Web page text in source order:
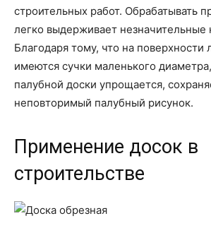
строительных работ. Обрабатывать
легко выдерживает незначительные
Благодаря тому, что на поверхности
имеются сучки маленького
палубной доски упрощается,
неповторимый палубный рисунок.
Применение досок в
строительстве